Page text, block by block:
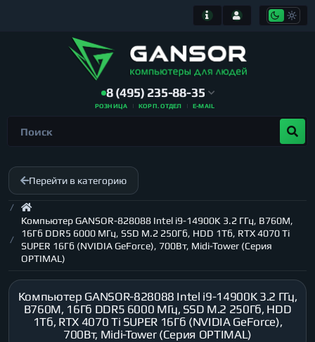
8 (495) 235-88-35
РОЗНИЦА КОРП. ОТДЕЛ E-MAIL
Перейти в категорию
Компьютер GANSOR-828088 Intel i9-14900K 3.2 ГГц, B760M,
16Гб DDR5 6000 МГц, SSD M.2 250Гб, HDD 1Тб, RTX 4070 Ti
SUPER 16Гб (NVIDIA GeForce), 700Вт, Midi-Tower (Серия
OPTIMAL)
Компьютер GANSOR-828088 Intel i9-14900K 3.2 ГГц,
B760M, 16Гб DDR5 6000 МГц, SSD M.2 250Гб, HDD
1Тб, RTX 4070 Ti SUPER 16Гб (NVIDIA GeForce),
700Вт, Midi-Tower (Серия OPTIMAL)